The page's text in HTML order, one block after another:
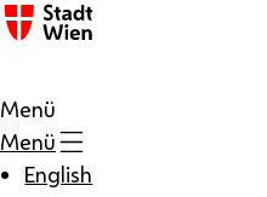
Zum Inhalt
Menü
Menü
English